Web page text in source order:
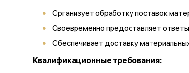
Организует обработку поставок
Своевременно предоставляет
Обеспечивает доставку
Квалификационные требования: